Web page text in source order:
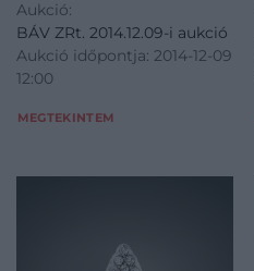
Aukció:
BÁV ZRt. 2014.12.09-i aukció
Aukció időpontja: 2014-12-09
12:00
MEGTEKINTEM